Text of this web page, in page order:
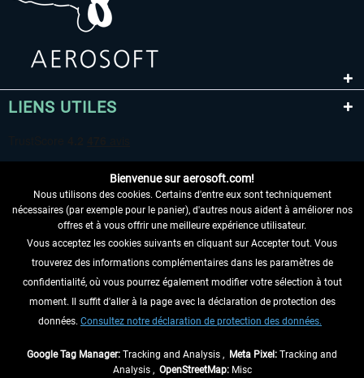
LIENS UTILES
RENONCER AU CONTRAT ICI
INFORMATIONS
NE MANQUEZ PAS LES DERNIÈRES
Bienvenue sur aerosoft.com!
Nous utilisons des cookies. Certains d'entre eux sont techniquement
nécessaires (par exemple pour le panier), d'autres nous aident à améliorer nos
offres et à vous offrir une meilleure expérience utilisateur.
Vous acceptez les cookies suivants en cliquant sur Accepter tout. Vous
trouverez des informations complémentaires dans les paramètres de
confidentialité, où vous pourrez également modifier votre sélection à tout
moment. Il suffit d'aller à la page avec la déclaration de protection des
données. Consultez notre déclaration de protection des données.
Google Tag Manager: Tracking and Analysis , Meta Pixel: Tracking and
Analysis , OpenStreetMap:Misc